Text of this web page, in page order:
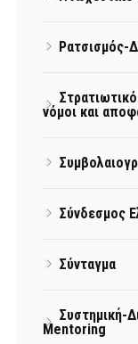
Ρατσισμός-
Στρατιωτικό
νόμοι και
Σύνδεσμος
Σύνταγμα
Συστημική-
Mentoring